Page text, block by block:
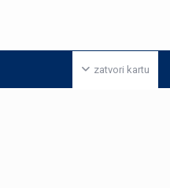
zatvori kartu